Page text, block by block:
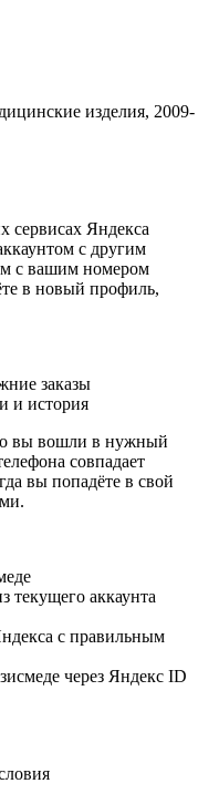
изделия, 2009-
сервисах Яндекса
с другим
с вашим номером
в новый профиль,
заказы
и история
вы вошли в нужный
совпадает
вы попадёте в свой
текущего аккаунта
с правильным
через Яндекс ID